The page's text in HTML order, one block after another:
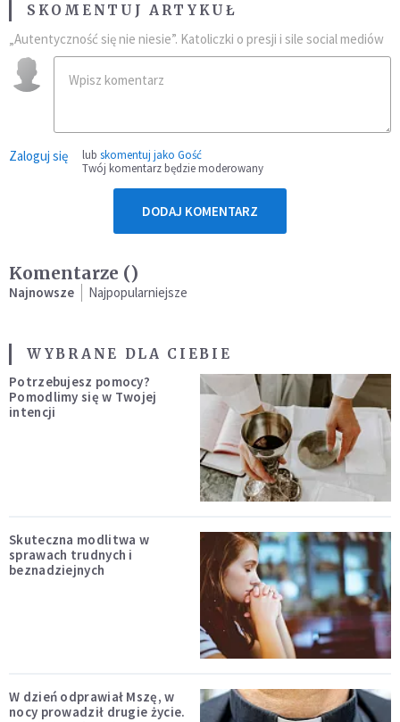
SKOMENTUJ ARTYKUŁ
„Autentyczność się nie niesie”. Katoliczki o presji i sile social mediów
Zaloguj się lub skomentuj jako Gość
Twój komentarz będzie moderowany
DODAJ KOMENTARZ
Komentarze ()
Najnowsze Najpopularniejsze
WYBRANE DLA CIEBIE
Potrzebujesz pomocy?
Pomodlimy się w Twojej
intencji
Skuteczna modlitwa w
sprawach trudnych i
beznadziejnych
W dzień odprawiał Mszę, w
nocy prowadził drugie życie.